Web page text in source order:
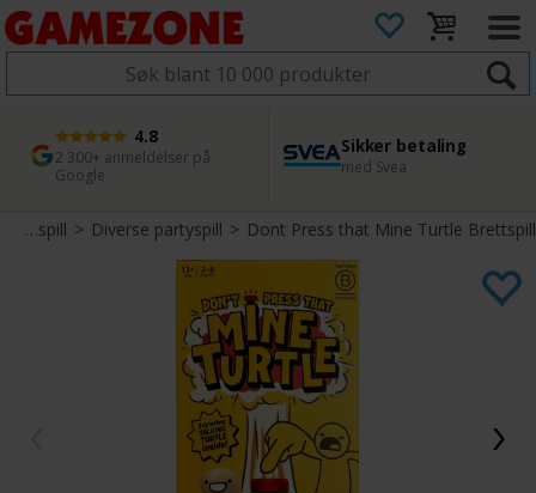
4.8
2 300+ anmeldelser på
Google
Sikker betaling
med Svea
1 dags levering
Bestill innen kl. 12
45 dager returfrist
Enkel retur
Partyspill> Diverse partyspill> Dont Press that Mine Turtle Brettspill